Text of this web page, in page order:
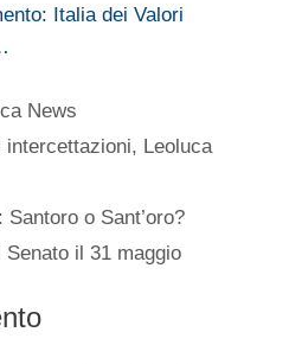
Italia dei Valori
News
intercettazioni, Leoluca
o Sant’oro?
il 31 maggio